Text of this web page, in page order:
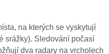
na kterých se vyskytují
srážky). Sledování počasí
dva radary na vrcholech